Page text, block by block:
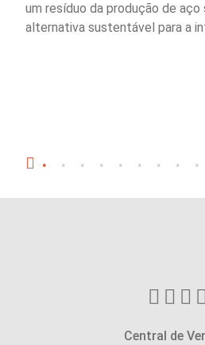
um resíduo da produção de
alternativa sustentável para a
Central de